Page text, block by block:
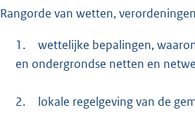
Rangorde van wetten,
1.
wettelijke bepalingen,
en ondergrondse netten en
2. lokale regelgeving van de